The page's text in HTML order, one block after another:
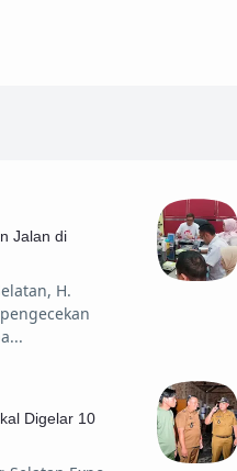
Jalan di
H.
Digelar 10